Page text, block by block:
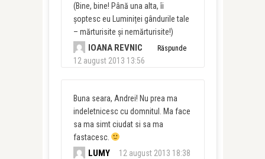
(Bine, bine! Până una alta, îi
șoptesc eu Luminiței gândurile tale
– mărturisite și nemărturisite!)
IOANA REVNIC
12 august 2013 13:56
Răspunde
Buna seara, Andrei! Nu prea ma
indeletnicesc cu domnitul. Ma face
sa ma simt ciudat si sa ma
fastacesc.
LUMY 12 august 2013 18:38